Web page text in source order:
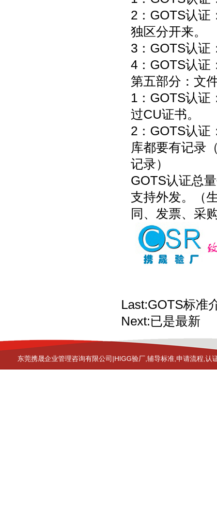
2：GOTS认证
独区分开来。
3：GOTS认证
4：GOTS认证
第五部分：文
1：GOTS认证
过CU证书。
2：GOTS认证
库都要有记录
记录）
GOTS认证总
支持外发。（
同、发票、采
Last:GOTS标准
Next:已是最新
东莞携晟企业管理咨询有限公司|HIGG验厂,辅导标准,申请流程,认